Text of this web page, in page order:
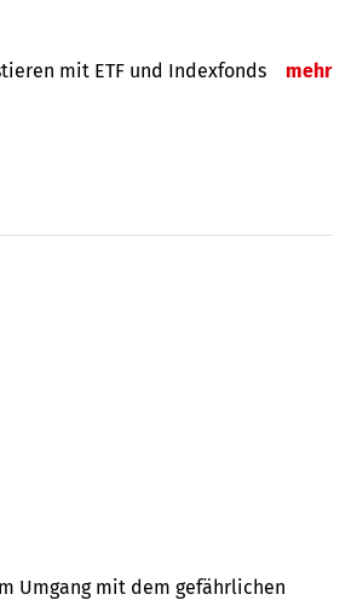
mit ETF und Indexfonds mehr
Um­gang mit dem ge­fähr­lichen